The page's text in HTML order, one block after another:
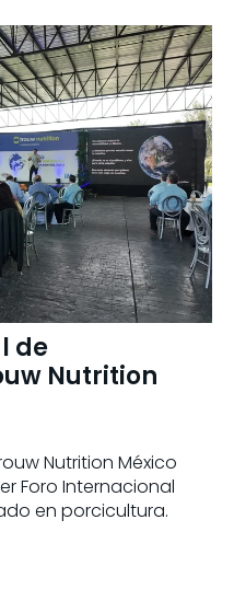
de
Nutrition
Nutrition México
Foro Internacional
en porcicultura.